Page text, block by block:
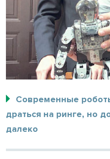
Современные
драться на ринге, но
далеко